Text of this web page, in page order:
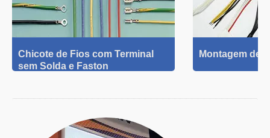
Chicote de Fios com Terminal
sem Solda e Faston
Montagem de